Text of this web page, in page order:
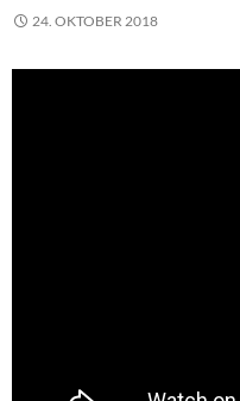
24. OKTOBER 2018